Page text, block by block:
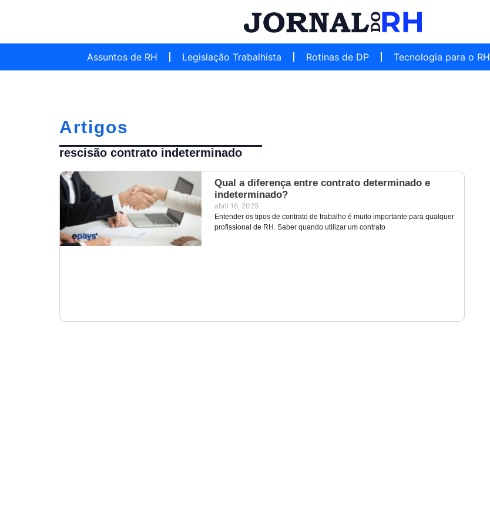
Assuntos de RH Legislação Trabalhista Rotinas de DP Tecnologia para o RH
Artigos
rescisão contrato indeterminado
Qual a diferença entre contrato determinado e
indeterminado?
abril 16, 2025
Entender os tipos de contrato de trabalho é muito importante para qualquer
profissional de RH. Saber quando utilizar um contrato